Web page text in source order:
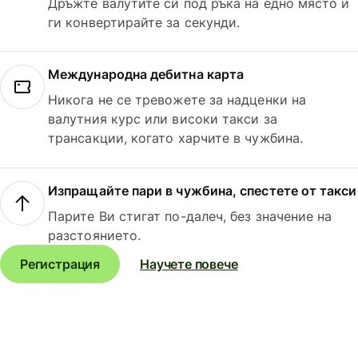
ги конвертирайте за секунди.
Международна дебитна карта
Никога не се тревожете за надценки на
валутния курс или високи такси за
трансакции, когато харчите в чужбина.
Изпращайте пари в чужбина, спестете от такси
Парите Ви стигат по-далеч, без значение на
разстоянието.
Регистрация
Научете повече